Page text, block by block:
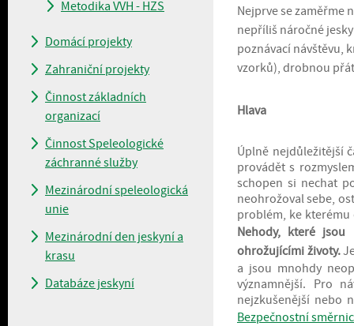
Metodika VVH - HZS
Domácí projekty
Zahraniční projekty
Činnost základních
organizací
Činnost Speleologické
záchranné služby
Mezinárodní speleologická
unie
Mezinárodní den jeskyní a
krasu
Databáze jeskyní
Nejprve se zaměřme
nepříliš náročné
poznávací návštěvu,
vzorků), drobnou
Hlava
Úplně nejdůležitější
provádět s
schopen si nechat
neohrožoval sebe,
problém, ke kterému
Nehody, které
ohrožujícími životy.
a jsou mnohdy
významnější. Pro
nejzkušenější nebo
Bezpečnostní